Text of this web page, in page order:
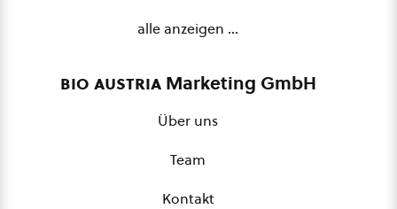
alle anzeigen …
bio austriaMarketing GmbH
Über uns
Team
Kontakt